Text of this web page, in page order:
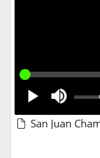
San Juan